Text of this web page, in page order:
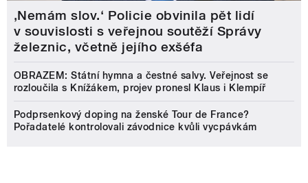
‚Nemám slov.‘ Policie obvinila pět lidí
v souvislosti s veřejnou soutěží Správy
železnic, včetně jejího exšéfa
OBRAZEM: Státní hymna a čestné salvy. Veřejnost se
rozloučila s Knížákem, projev pronesl Klaus i Klempíř
Podprsenkový doping na ženské Tour de France?
Pořadatelé kontrolovali závodnice kvůli vycpávkám